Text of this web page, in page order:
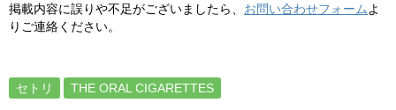
掲載内容に誤りや不足がございましたら、 お問い合わせフォーム よ
りご連絡ください。
セトリ THE ORAL CIGARETTES